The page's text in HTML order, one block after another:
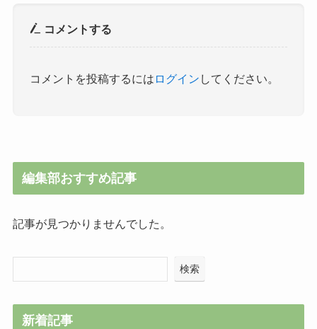
コメントする
コメントを投稿するには ログイン してください。
編集部おすすめ記事
記事が見つかりませんでした。
検索
新着記事